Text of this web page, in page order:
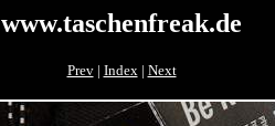
www.taschenfreak.de
Prev| Index| Next